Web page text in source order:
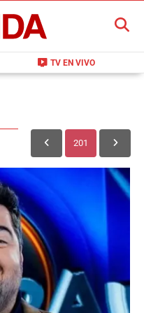
live_tv TV EN VIVO
BUSCAR
201